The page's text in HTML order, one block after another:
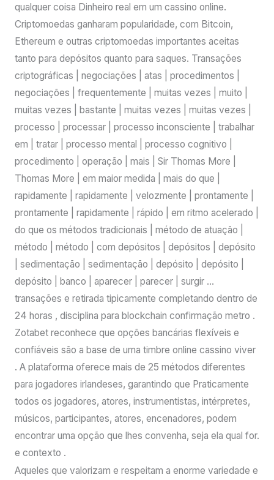
qualquer coisa Dinheiro real em um cassino online.
Criptomoedas ganharam popularidade, com Bitcoin,
Ethereum e outras criptomoedas importantes aceitas
tanto para depósitos quanto para saques. Transações
criptográficas | negociações | atas | procedimentos |
negociações | frequentemente | muitas vezes | muito |
muitas vezes | bastante | muitas vezes | muitas vezes |
processo | processar | processo inconsciente | trabalhar
em | tratar | processo mental | processo cognitivo |
procedimento | operação | mais | Sir Thomas More |
Thomas More | em maior medida | mais do que |
rapidamente | rapidamente | velozmente | prontamente |
prontamente | rapidamente | rápido | em ritmo acelerado |
do que os métodos tradicionais | método de atuação |
método | método | com depósitos | depósitos | depósito
| sedimentação | sedimentação | depósito | depósito |
depósito | banco | aparecer | parecer | surgir …
transações e retirada tipicamente completando dentro de
24 horas , disciplina para blockchain confirmação metro .
Zotabet reconhece que opções bancárias flexíveis e
confiáveis ​​são a base de uma timbre online cassino viver
. A plataforma oferece mais de 25 métodos diferentes
para jogadores irlandeses, garantindo que Praticamente
todos os jogadores, atores, instrumentistas, intérpretes,
músicos, participantes, atores, encenadores, podem
encontrar uma opção que lhes convenha, seja ela qual for.
e contexto .
Aqueles que valorizam e respeitam a enorme variedade e